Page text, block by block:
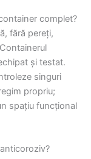
complet?
fără pereți,
și testat.
singuri
propriu;
spațiu funcțional